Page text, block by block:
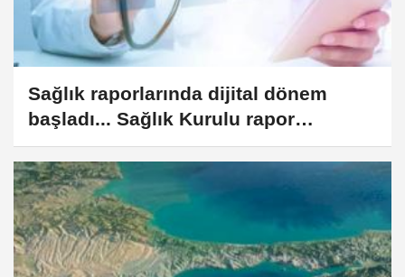
Sağlık raporlarında dijital dönem
başladı... Sağlık Kurulu rapor
süreçleri kolaylaştırıldı